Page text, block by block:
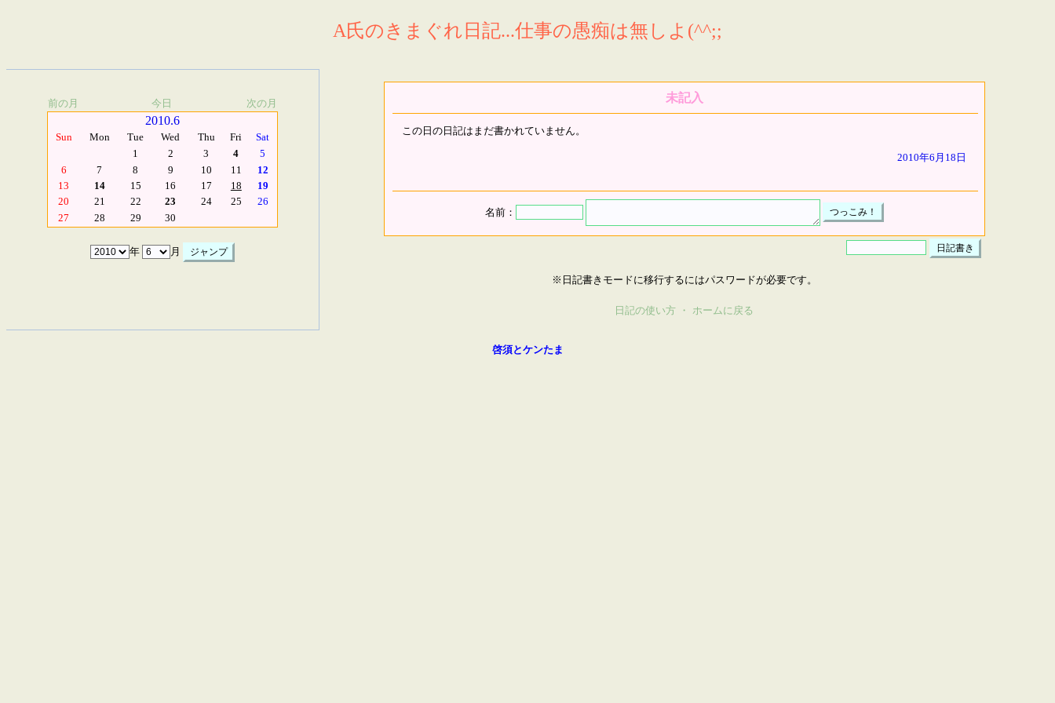
A氏のきまぐれ日記...仕事の愚痴は無しよ(^^;;
前の月 今日 次の月
2010.6
Sun Mon Tue Wed Thu Fri
Sat
1
2 3 4
5
6
7 8 9 10 11
12
13
14 15 16 17 18
19
20
21 22 23 24 25
26
27
28 29 30
年 月
未記入
この日の日記はまだ書かれていません。
2010年6月18日
名前：
※日記書きモードに移行するにはパスワードが必要です。
日記の使い方 ・ ホームに戻る
啓須とケンたま